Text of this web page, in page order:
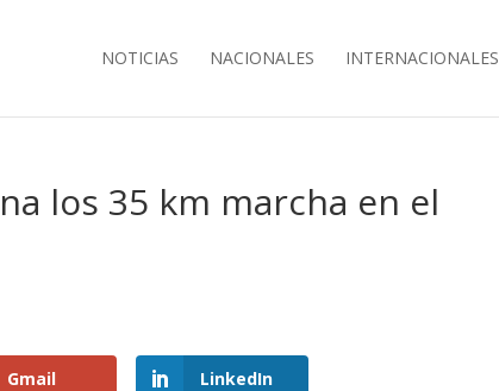
NOTICIAS NACIONALES INTERNACIONALES
los 35 km marcha en el
Gmail LinkedIn